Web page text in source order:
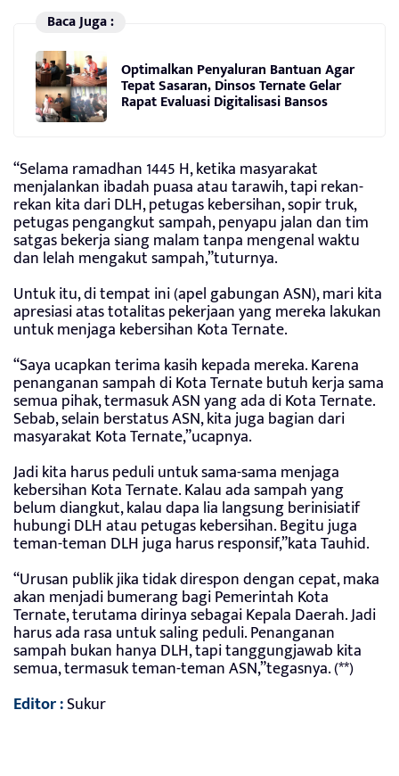
Baca Juga :
Optimalkan Penyaluran Bantuan Agar
Tepat Sasaran, Dinsos Ternate Gelar
Rapat Evaluasi Digitalisasi Bansos
“Selama ramadhan 1445 H, ketika masyarakat
menjalankan ibadah puasa atau tarawih, tapi rekan-
rekan kita dari DLH, petugas kebersihan, sopir truk,
petugas pengangkut sampah, penyapu jalan dan tim
satgas bekerja siang malam tanpa mengenal waktu
dan lelah mengakut sampah,”tuturnya.
Untuk itu, di tempat ini (apel gabungan ASN), mari kita
apresiasi atas totalitas pekerjaan yang mereka lakukan
untuk menjaga kebersihan Kota Ternate.
“Saya ucapkan terima kasih kepada mereka. Karena
penanganan sampah di Kota Ternate butuh kerja sama
semua pihak, termasuk ASN yang ada di Kota Ternate.
Sebab, selain berstatus ASN, kita juga bagian dari
masyarakat Kota Ternate,”ucapnya.
Jadi kita harus peduli untuk sama-sama menjaga
kebersihan Kota Ternate. Kalau ada sampah yang
belum diangkut, kalau dapa lia langsung berinisiatif
hubungi DLH atau petugas kebersihan. Begitu juga
teman-teman DLH juga harus responsif,”kata Tauhid.
“Urusan publik jika tidak direspon dengan cepat, maka
akan menjadi bumerang bagi Pemerintah Kota
Ternate, terutama dirinya sebagai Kepala Daerah. Jadi
harus ada rasa untuk saling peduli. Penanganan
sampah bukan hanya DLH, tapi tanggungjawab kita
semua, termasuk teman-teman ASN,”tegasnya. (**)
Editor :Sukur